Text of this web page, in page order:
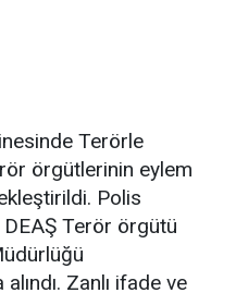
Terörle
örgütlerinin eylem
Polis
DEAŞ Terör örgütü
Zanlı ifade ve